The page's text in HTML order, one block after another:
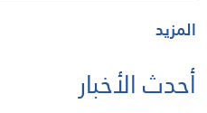
المزيد
أحدث الأخبار